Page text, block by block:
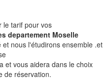
le tarif pour vos
departement Moselle
nous l'étudirons ensemble .et
et vous aidera dans le choix
de réservation.